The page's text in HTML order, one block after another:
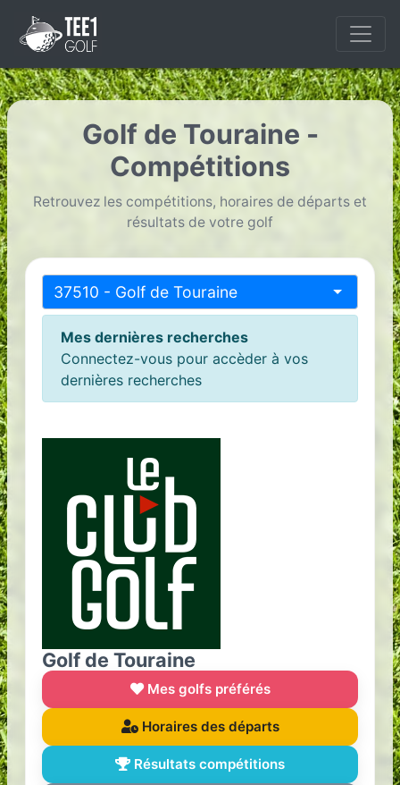
Golf de Touraine -
Compétitions
Retrouvez les compétitions, horaires de départs et
résultats de votre golf
37510 - Golf de Touraine
Mes dernières recherches
Connectez-vous pour accèder à vos
dernières recherches
Golf de Touraine
Mes golfs préférés
Horaires des départs
Résultats compétitions